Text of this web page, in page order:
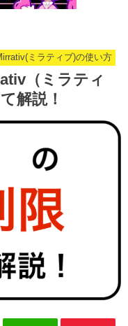
ミラティブ)の使い方
（ミラティ
解説！